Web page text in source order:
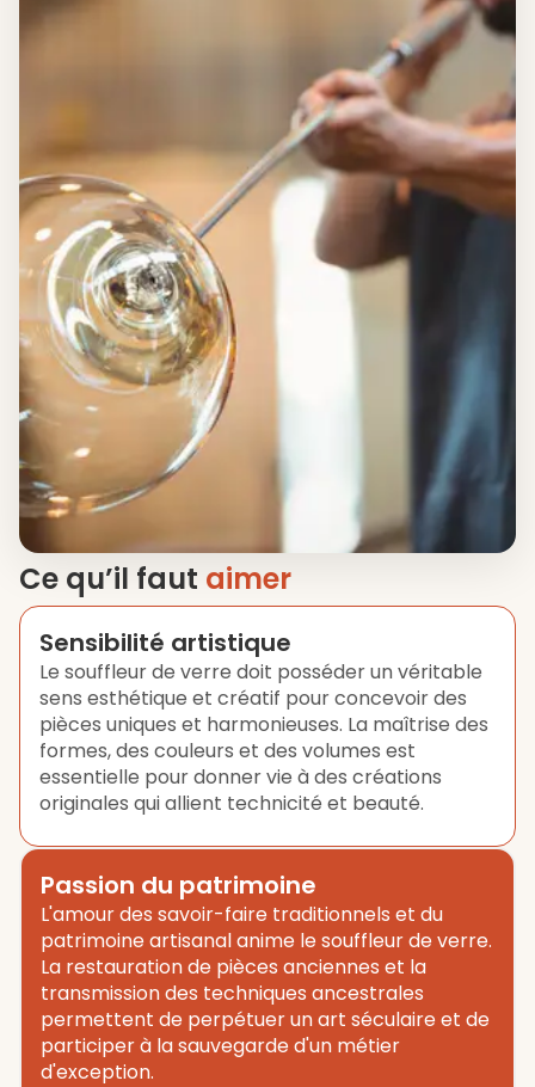
Ce qu’il faut aimer
Sensibilité artistique
Le souffleur de verre doit posséder un véritable
sens esthétique et créatif pour concevoir des
pièces uniques et harmonieuses. La maîtrise des
formes, des couleurs et des volumes est
essentielle pour donner vie à des créations
originales qui allient technicité et beauté.
Passion du patrimoine
L'amour des savoir-faire traditionnels et du
patrimoine artisanal anime le souffleur de verre.
La restauration de pièces anciennes et la
transmission des techniques ancestrales
permettent de perpétuer un art séculaire et de
participer à la sauvegarde d'un métier
d'exception.